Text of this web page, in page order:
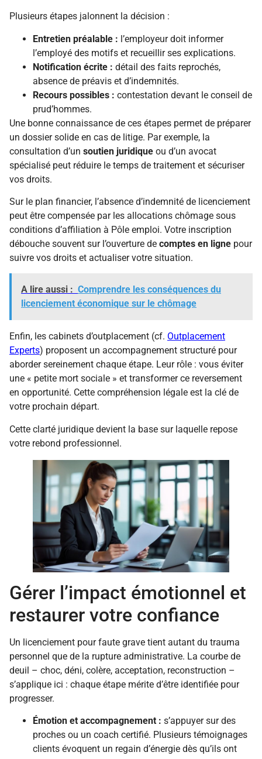
Plusieurs étapes jalonnent la décision :
Entretien préalable : l’employeur doit informer
l’employé des motifs et recueillir ses explications.
Notification écrite : détail des faits reprochés,
absence de préavis et d’indemnités.
Recours possibles : contestation devant le conseil de
prud’hommes.
Une bonne connaissance de ces étapes permet de préparer
un dossier solide en cas de litige. Par exemple, la
consultation d’un soutien juridique ou d’un avocat
spécialisé peut réduire le temps de traitement et sécuriser
vos droits.
Sur le plan financier, l’absence d’indemnité de licenciement
peut être compensée par les allocations chômage sous
conditions d’affiliation à Pôle emploi. Votre inscription
débouche souvent sur l’ouverture de comptes en ligne pour
suivre vos droits et actualiser votre situation.
A lire aussi : Comprendre les conséquences du
licenciement économique sur le chômage
Enfin, les cabinets d’outplacement (cf. Outplacement
Experts) proposent un accompagnement structuré pour
aborder sereinement chaque étape. Leur rôle : vous éviter
une « petite mort sociale » et transformer ce reversement
en opportunité. Cette compréhension légale est la clé de
votre prochain départ.
Cette clarté juridique devient la base sur laquelle repose
votre rebond professionnel.
Gérer l’impact émotionnel et
restaurer votre confiance
Un licenciement pour faute grave tient autant du trauma
personnel que de la rupture administrative. La courbe de
deuil – choc, déni, colère, acceptation, reconstruction –
s’applique ici : chaque étape mérite d’être identifiée pour
progresser.
Émotion et accompagnement : s’appuyer sur des
proches ou un coach certifié. Plusieurs témoignages
clients évoquent un regain d’énergie dès qu’ils ont